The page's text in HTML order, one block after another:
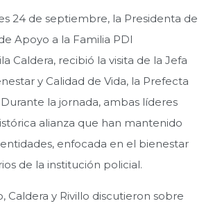
24 de septiembre, la Presidenta de
Apoyo a la Familia PDI
Caldera, recibió la visita de la Jefa
y Calidad de Vida, la Prefecta
la jornada, ambas líderes
alianza que han mantenido
enfocada en el bienestar
de la institución policial.
Caldera y Rivillo discutieron sobre